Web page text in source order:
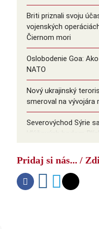
Briti priznali svoju
vojenských
Čiernom mori
Oslobodenie Goa:
NATO
Nový ukrajinský
smeroval na vývojára
Severovýchod Sýrie
kľúčových bodom
Pridaj si nás... /